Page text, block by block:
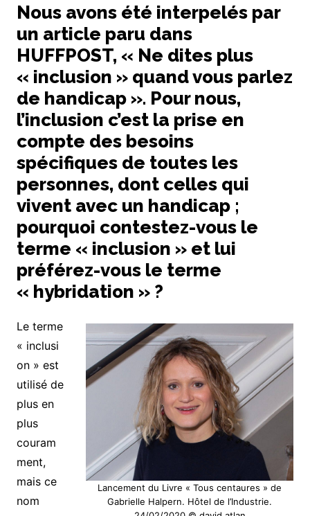
Nous avons été interpelés par
un article paru dans
HUFFPOST, « Ne dites plus
« inclusion » quand vous parlez
de handicap ». Pour nous,
l’inclusion c’est la prise en
compte des besoins
spécifiques de toutes les
personnes, dont celles qui
vivent avec un handicap ;
pourquoi contestez-vous le
terme « inclusion » et lui
préférez-vous le terme
« hybridation » ?
Lancement du Livre « Tous centaures » de
Gabrielle Halpern. Hôtel de l’Industrie.
Le terme
« inclusi
on » est
utilisé de
plus en
plus
couram
ment,
mais ce
nom